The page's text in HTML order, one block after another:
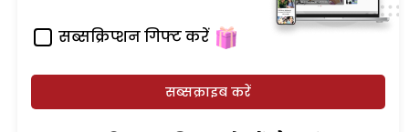
सब्सक्रिप्शन गिफ्ट करें
सब्सक्राइब करें